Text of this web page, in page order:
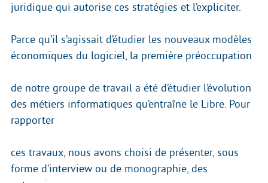
juridique qui autorise ces stratégies et l’expliciter.
Parce qu’il s’agissait d’étudier les nouveaux modèles
économiques du logiciel, la première préoccupation
de notre groupe de travail a été d’étudier l’évolution
des métiers informatiques qu’entraîne le Libre. Pour
rapporter
ces travaux, nous avons choisi de présenter, sous
forme d’interview ou de monographie, des